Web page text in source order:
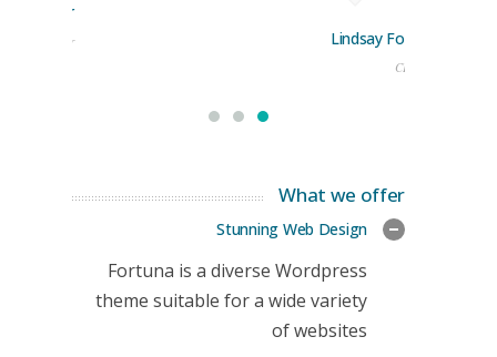
Lindsay Ford
CEO
Stoner
Manager
What we offer
Stunning Web Design
Fortuna is a diverse Wordpress
theme suitable for a wide variety
of websites